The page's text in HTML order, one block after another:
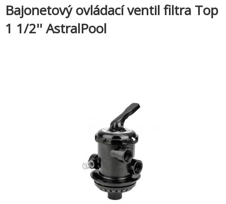
Bajonetový ovládací ventil filtra Top
1 1/2'' AstralPool